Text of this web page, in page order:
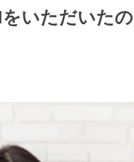
いただいた